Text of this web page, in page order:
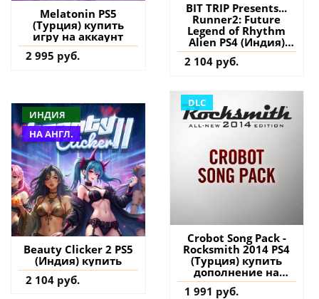
Melatonin PS5
(Турция) купить
игру на аккаунт
2 995 руб.
BIT TRIP Presents...
Runner2: Future
Legend of Rhythm
Alien PS4 (Индия)
купить игру на
аккаунт
2 104 руб.
ИНДИЯ
НА АНГЛ.
Beauty Clicker 2 PS5
(Индия) купить
2 104 руб.
DLC
Crobot Song Pack -
Rocksmith 2014 PS4
(Турция) купить
дополнение на
аккаунт
1 991 руб.